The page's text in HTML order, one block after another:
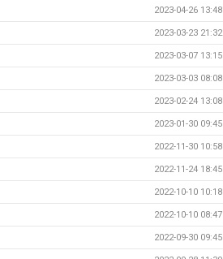
2023-04-26 13:48
2023-03-23 21:32
2023-03-07 13:15
2023-03-03 08:08
2023-02-24 13:08
2023-01-30 09:45
2022-11-30 10:58
2022-11-24 18:45
2022-10-10 10:18
2022-10-10 08:47
2022-09-30 09:45